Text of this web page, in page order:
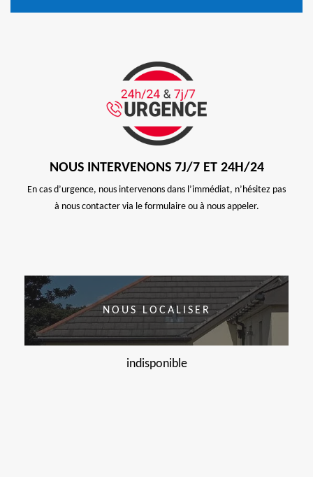
NOUS INTERVENONS 7J/7 ET 24H/24
En cas d’urgence, nous intervenons dans l’immédiat, n’hésitez pas
à nous contacter via le formulaire ou à nous appeler.
NOUS LOCALISER
indisponible